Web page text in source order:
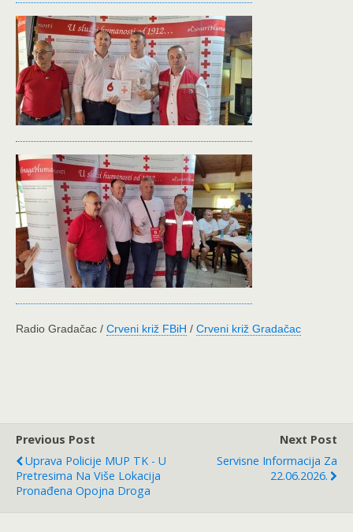
Radio Gradačac / Crveni križ FBiH / Crveni križ Gradačac
Previous Post
Uprava Policije MUP TK - U
Pretresima Na Više Lokacija
Pronađena Opojna Droga
Next Post
Servisne Informacija Za
22.06.2026.